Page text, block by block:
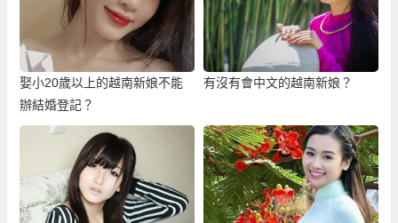
娶小20歲以上的越南新娘不能
辦結婚登記？
有沒有會中文的越南新娘？